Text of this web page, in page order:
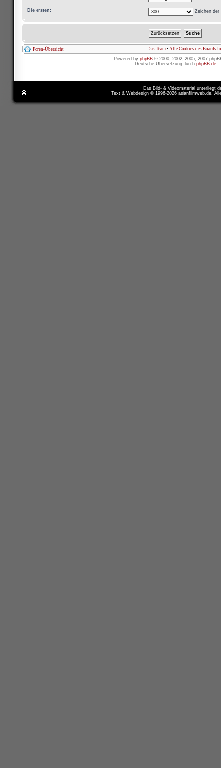
Die ersten: Zeichen der
Foren-Übersicht Das Team • Alle Cookies des Boards
Powered by phpBB © 2000, 2002, 2005, 2007
Deutsche Übersetzung durch phpBB.de
Das Bild- & Videomaterial unterliegt
Text & Webdesign © 1996-2026 asianfilmweb.de.